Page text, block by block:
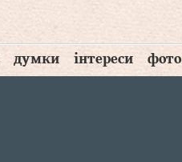
думки інтереси фото